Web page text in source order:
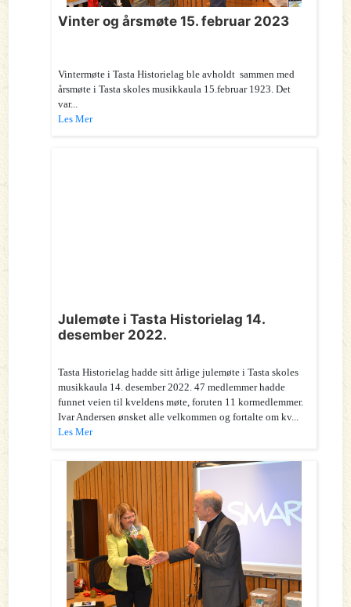
Vinter og årsmøte 15. februar 2023
Vintermøte i Tasta Historielag ble avholdt sammen med
årsmøte i Tasta skoles musikkaula 15.februar 1923. Det
var...
Les Mer
Julemøte i Tasta Historielag 14.
desember 2022.
Tasta Historielag hadde sitt årlige julemøte i Tasta skoles
musikkaula 14. desember 2022. 47 medlemmer hadde
funnet veien til kveldens møte, foruten 11 kormedlemmer.
Ivar Andersen ønsket alle velkommen og fortalte om kv...
Les Mer